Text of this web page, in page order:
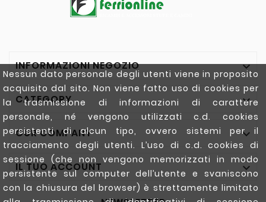
Nessun dato personale degli utenti viene in proposito
acquisito dal sito. Non viene fatto uso di cookies per
la trasmissione di informazioni di carattere
personale, né vengono utilizzati c.d. cookies
persistenti di alcun tipo, ovvero sistemi per il
tracciamento degli utenti. L’uso di c.d. cookies di
sessione (che non vengono memorizzati in modo
persistente sul computer dell’utente e svaniscono
con la chiusura del browser) è strettamente limitato
INFORMAZIONI NEGOZIO 
CATEGORY 
OUR COMPANY 
IL TUO ACCOUNT 